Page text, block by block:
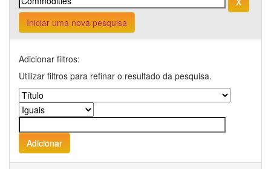
Iniciar uma nova pesquisa
Adicionar filtros:
Utilizar filtros para refinar o resultado da pesquisa.